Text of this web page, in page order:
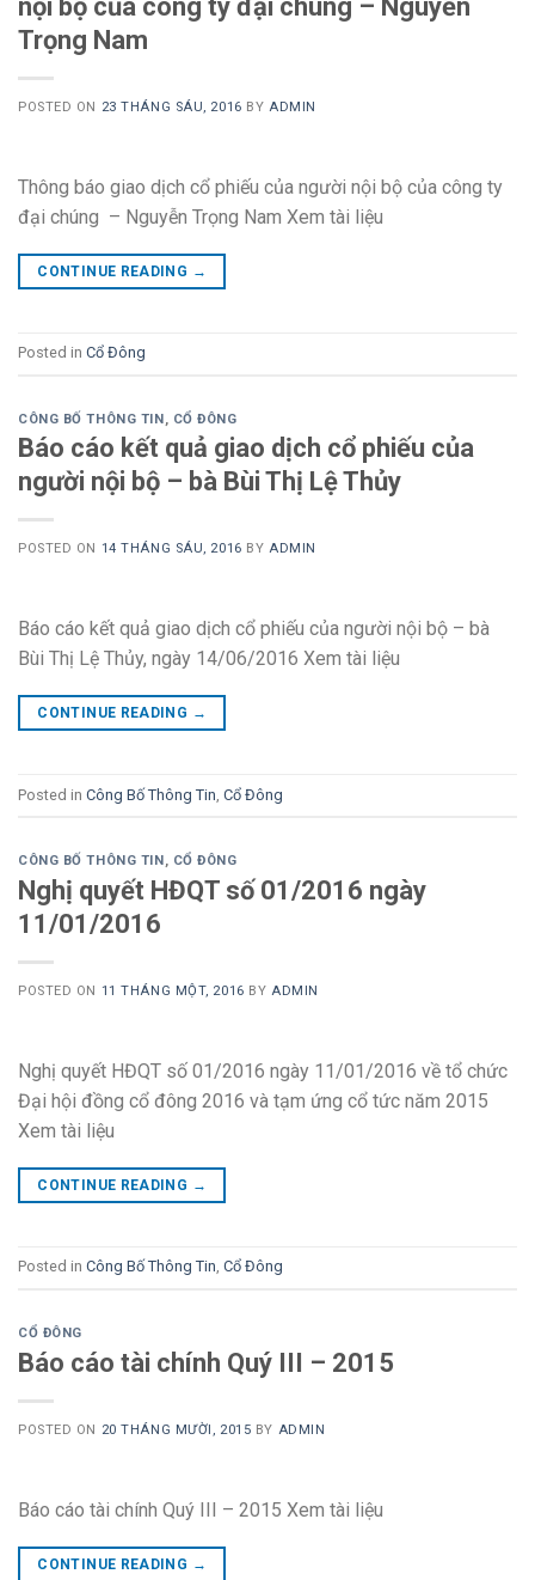
nội bộ của công ty đại chúng – Nguyễn
Trọng Nam
POSTED ON 23 THÁNG SÁU, 2016 BY ADMIN
Thông báo giao dịch cổ phiếu của người nội bộ của công ty
đại chúng – Nguyễn Trọng Nam Xem tài liệu
CONTINUE READING →
Posted in Cổ Đông
CÔNG BỐ THÔNG TIN, CỔ ĐÔNG
Báo cáo kết quả giao dịch cổ phiếu của
người nội bộ – bà Bùi Thị Lệ Thủy
POSTED ON 14 THÁNG SÁU, 2016 BY ADMIN
Báo cáo kết quả giao dịch cổ phiếu của người nội bộ – bà
Bùi Thị Lệ Thủy, ngày 14/06/2016 Xem tài liệu
CONTINUE READING →
Posted in Công Bố Thông Tin Cổ Đông
CÔNG BỐ THÔNG TIN , CỔ ĐÔNG
Nghị quyết HĐQT số 01/2016 ngày
11/01/2016
POSTED ON 11 THÁNG MỘT, 2016 BY ADMIN
Nghị quyết HĐQT số 01/2016 ngày 11/01/2016 về tổ chức
Đại hội đồng cổ đông 2016 và tạm ứng cổ tức năm 2015
Xem tài liệu
CONTINUE READING →
Posted in Công Bố Thông Tin, Cổ Đông
CỔ ĐÔNG
Báo cáo tài chính Quý III – 2015
POSTED ON 20 THÁNG MƯỜI, 2015 BY ADMIN
Báo cáo tài chính Quý III – 2015 Xem tài liệu
CONTINUE READING →